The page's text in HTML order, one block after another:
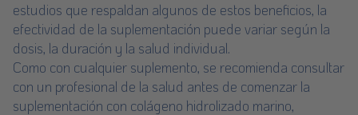
estudios que respaldan algunos de estos beneficios, la
efectividad de la suplementación puede variar según la
dosis, la duración y la salud individual.
Como con cualquier suplemento, se recomienda consultar
con un profesional de la salud antes de comenzar la
suplementación con colágeno hidrolizado marino,